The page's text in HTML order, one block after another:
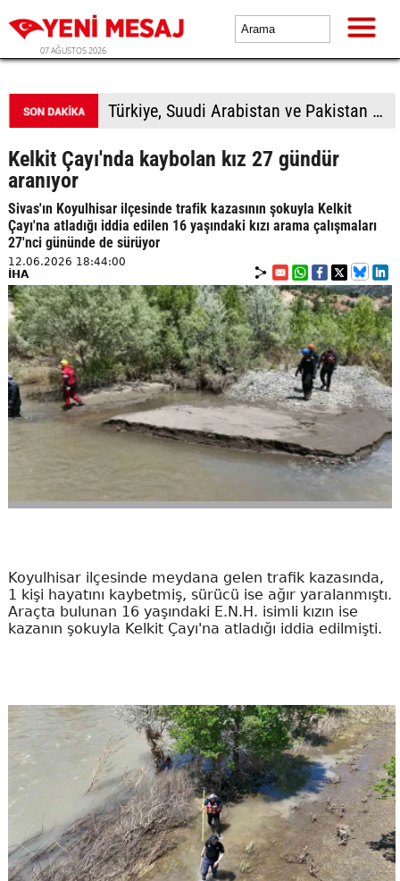
07 AĞUSTOS 2026
Türkiye, Suudi Arabistan ve Pakistan üçlü savunma anlaşması imzalayacak
Kelkit Çayı'nda kaybolan kız 27 gündür
aranıyor
Sivas'ın Koyulhisar ilçesinde trafik kazasının şokuyla Kelkit
Çayı'na atladığı iddia edilen 16 yaşındaki kızı arama çalışmaları
27'nci gününde de sürüyor
12.06.2026 18:44:00
İHA
Koyulhisar ilçesinde meydana gelen trafik kazasında,
1 kişi hayatını kaybetmiş, sürücü ise ağır yaralanmıştı.
Araçta bulunan 16 yaşındaki E.N.H. isimli kızın ise
kazanın şokuyla Kelkit Çayı'na atladığı iddia edilmişti.